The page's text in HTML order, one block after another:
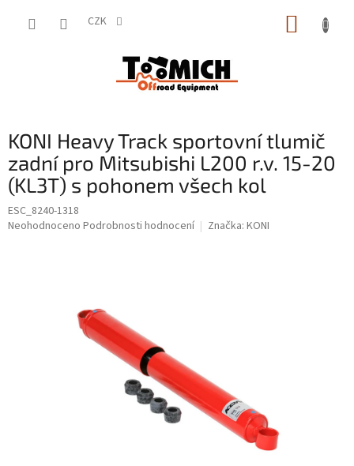
CZK
KONI Heavy Track sportovní tlumič
zadní pro Mitsubishi L200 r.v. 15-20
(KL3T) s pohonem všech kol
ESC_8240-1318
Průměrné
Neohodnoceno Podrobnosti hodnocení Značka: KONI